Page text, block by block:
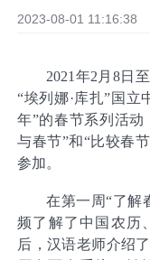
2023-08-01 11:16:38
2021 年2月8日
“埃列娜·库扎”国立
年”的春节系列活动
与春节”和“比较春
参加。
在第一周“了解
频了解了中国农历
后，汉语老师介绍